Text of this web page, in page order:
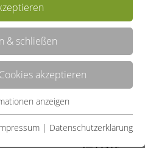
Fatburner (spezielle
gemixt mit Muskeltoner
Erfolgsprogramm bringt den
verbrennen schneller – und die
sagt Danke.
& schließen
akzeptieren
grundlegende Funktionen der
anzeigen
| Datenschutzerklärung